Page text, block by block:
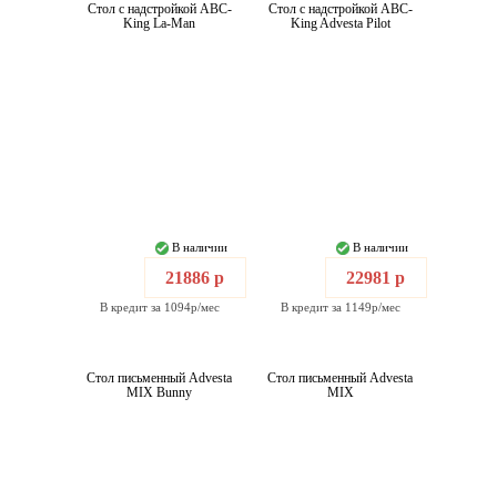
Стол с надстройкой ABC-
King La-Man
В наличии
21886 р
В кредит за 1094р/мес
Стол с надстройкой ABC-
King Advesta Pilot
В наличии
22981 р
В кредит за 1149р/мес
Стол письменный Advesta
MIX Bunny
Стол письменный Advesta
MIX